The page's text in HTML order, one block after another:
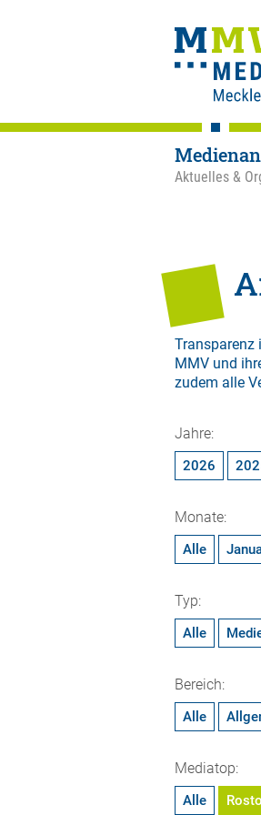
Aktuelles &
Transparenz
MMV und
zudem alle
Jahre:
2026
Monate:
Alle
Typ:
Alle
Bereich:
Alle
Mediatop:
Alle